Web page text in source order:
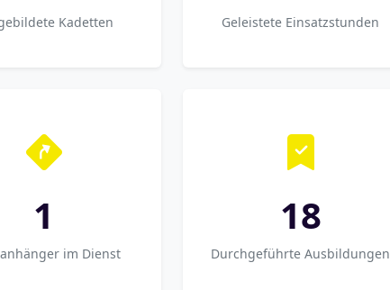
Kadetten Geleistete Einsatzstunden
1
im Dienst
18
Durchgeführte Ausbildungen